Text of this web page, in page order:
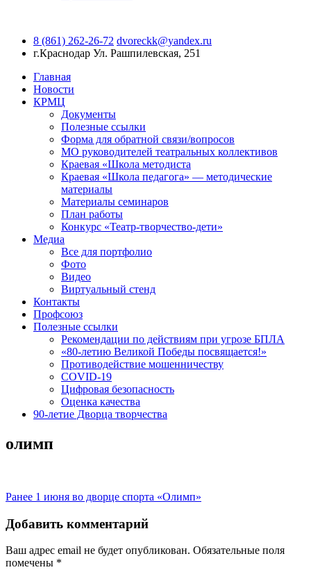
8 (861) 262-26-72 dvoreckk@yandex.ru
г.Краснодар Ул. Рашпилевская, 251
Главная
Новости
КРМЦ
Документы
Полезные ссылки
Форма для обратной связи/вопросов
МО руководителей театральных коллективов
Краевая «Школа методиста
Краевая «Школа педагога» — методические
материалы
Материалы семинаров
План работы
Конкурс «Театр-творчество-дети»
Медиа
Все для портфолио
Фото
Видео
Виртуальный стенд
Контакты
Профсоюз
Полезные ссылки
Рекомендации по действиям при угрозе БПЛА
«80-летию Великой Победы посвящается!»
Противодействие мошенничеству
COVID-19
Цифровая безопасность
Оценка качества
90-летие Дворца творчества
олимп
Навигация
по
записям
Ранее Предыдущая
1 июня во дворце спорта «Олимп»
Добавить комментарий
Ваш адрес email не будет опубликован. Обязательные поля
помечены *